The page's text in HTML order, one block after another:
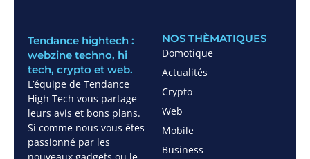
Tendance hightech :
webzine techno, hi
tech, crypto et web.
L’équipe de Tendance
High Tech vous partage
leurs avis et bons plans.
Si comme nous vous êtes
passionné par les
NOS THÈMATIQUES
Domotique
Actualités
Crypto
Web
Mobile
Business